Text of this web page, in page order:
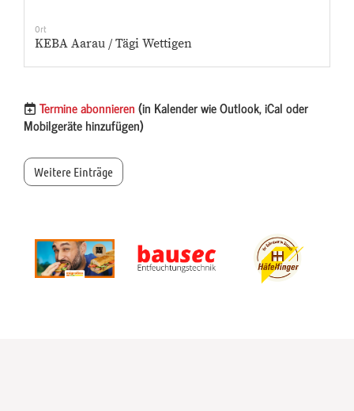
Ort
KEBA Aarau / Tägi Wettigen
Termine abonnieren(in Kalender wie Outlook, iCal oder
Mobilgeräte hinzufügen)
Weitere Einträge